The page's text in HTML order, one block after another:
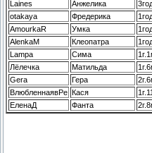
Laines
Анжелика
otakaya
Фредерика
AmourkaR
Умка
AlenkaM
Клеопатра
Lampa
Сима
Лёлечка
Матильда
Gera
Гера
ВлюбленнаявРе Кася
ЕленаД
Фанта